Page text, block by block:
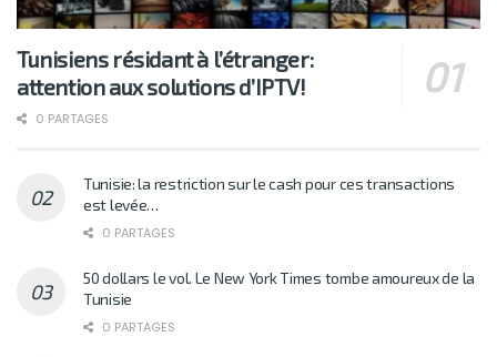
Tunisiens résidant à l’étranger:
attention aux solutions d’IPTV!
0 PARTAGES
Tunisie: la restriction sur le cash pour ces transactions
est levée…
0 PARTAGES
50 dollars le vol. Le New York Times tombe amoureux de la
Tunisie
0 PARTAGES